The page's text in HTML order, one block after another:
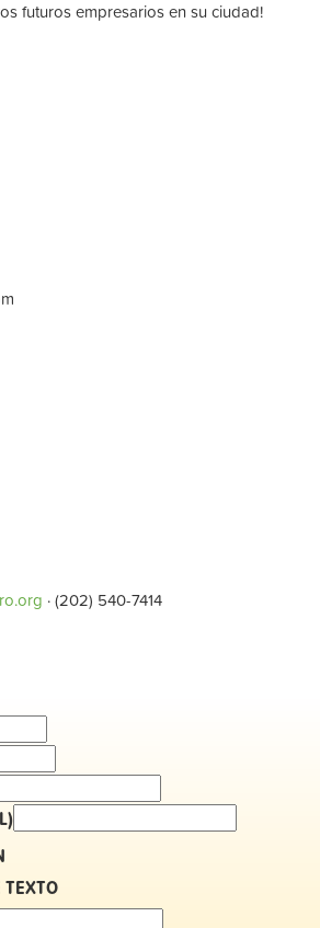
futuros empresarios en su ciudad!
· (202) 540-7414